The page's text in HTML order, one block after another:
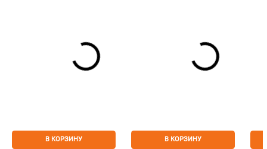
В КОРЗИНУ В КОРЗИНУ